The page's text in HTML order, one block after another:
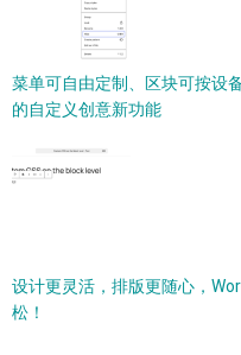
菜单可自由定制、区块可按设
的自定义创意新功能
设计更灵活，排版更随心，
松！